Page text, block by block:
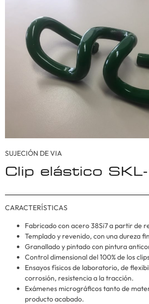
SUJECIÓN DE VIA
Clip elástico
CARACTERÍSTICAS
Fabricado con acero 38Si7 a partir de
Templado y revenido, con una dureza
Granallado y pintado con pintura
Control dimensional del 100% de los
Ensayos físicos de laboratorio, de
corrosión, resistencia a la tracción.
Exámenes micrográficos tanto de
producto acabado.